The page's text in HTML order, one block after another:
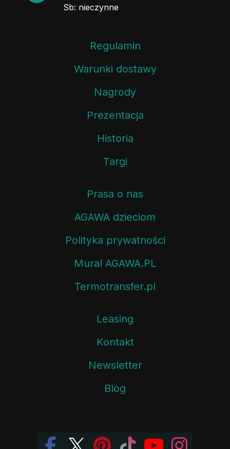
Sb: nieczynne
Regulamin
Warunki dostawy
Nagrody
Prezentacja
Historia
Targi
Prasa o nas
AGAWA dzieciom
Polityka prywatności
Mural AGAWA.PL
Termotransfer.pl
Leasing
Kontakt
Newsletter
Blog